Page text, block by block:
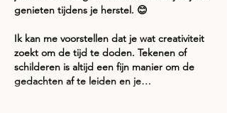
genieten tijdens je herstel. 😊
Ik kan me voorstellen dat je wat creativiteit
zoekt om de tijd te doden. Tekenen of
schilderen is altijd een fijn manier om de
gedachten af te leiden en je…